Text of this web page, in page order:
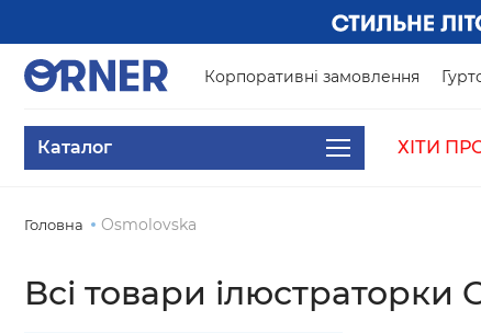
Корпоративні замовлення
Каталог ХІТИ
Головна Osmolovska
Всі товари ілюстраторки